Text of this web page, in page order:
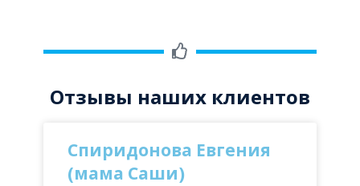
Отзывы наших клиентов
Спиридонова Евгения
(мама Саши)